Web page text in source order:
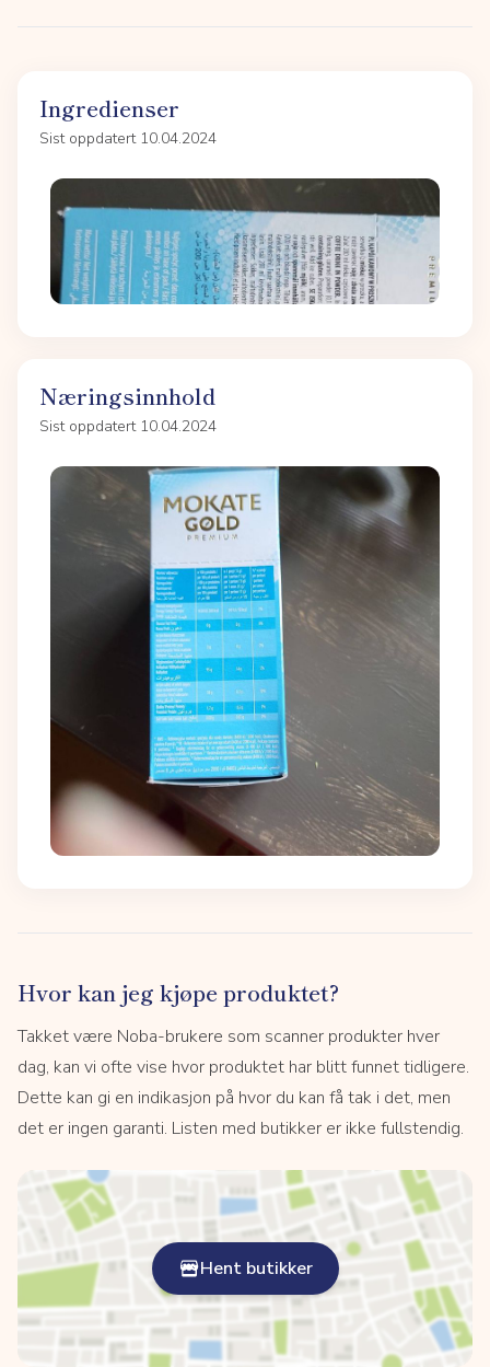
Ingredienser
Sist oppdatert 10.04.2024
Næringsinnhold
Sist oppdatert 10.04.2024
Hvor kan jeg kjøpe produktet?
Takket være Noba-brukere som scanner produkter hver
dag, kan vi ofte vise hvor produktet har blitt funnet tidligere.
Dette kan gi en indikasjon på hvor du kan få tak i det, men
det er ingen garanti. Listen med butikker er ikke fullstendig.
Hent butikker